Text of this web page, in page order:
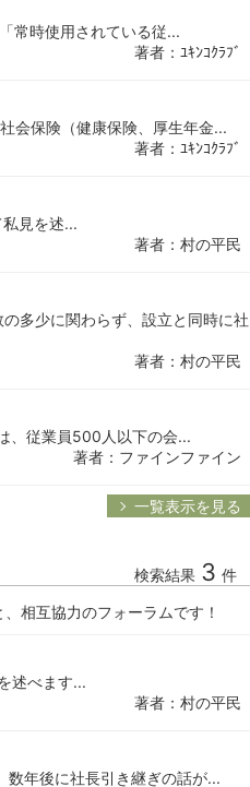
常時使用されている従...
著者：ﾕｷﾝｺｸﾗﾌﾞ
会保険（健康保険、厚生年金...
著者：ﾕｷﾝｺｸﾗﾌﾞ
見を述...
著者：村の平民
多少に関わらず、設立と同時に社
著者：村の平民
、従業員500人以下の会...
著者：ファインファイン
一覧表示を見る
検索結果 3 件
相互協力のフォーラムです！
述べます...
著者：村の平民
年後に社長引き継ぎの話が...